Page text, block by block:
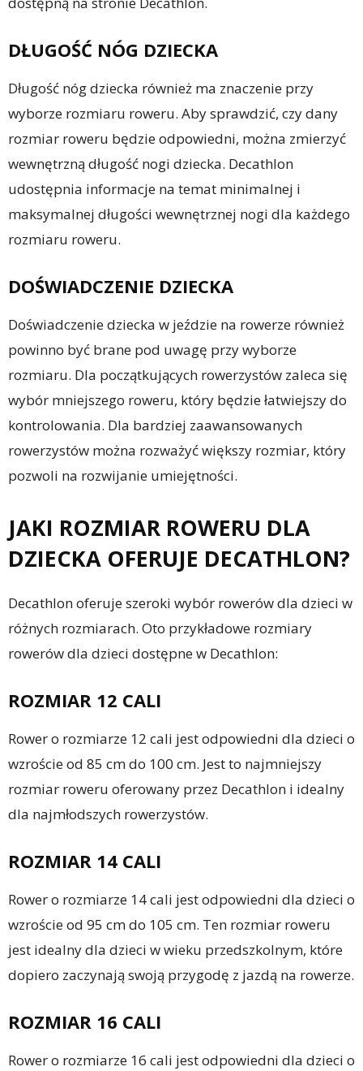
DŁUGOŚĆ NÓG DZIECKA
Długość nóg dziecka również ma znaczenie przy
wyborze rozmiaru roweru. Aby sprawdzić, czy dany
rozmiar roweru będzie odpowiedni, można zmierzyć
wewnętrzną długość nogi dziecka. Decathlon
udostępnia informacje na temat minimalnej i
maksymalnej długości wewnętrznej nogi dla każdego
rozmiaru roweru.
DOŚWIADCZENIE DZIECKA
Doświadczenie dziecka w jeździe na rowerze również
powinno być brane pod uwagę przy wyborze
rozmiaru. Dla początkujących rowerzystów zaleca się
wybór mniejszego roweru, który będzie łatwiejszy do
kontrolowania. Dla bardziej zaawansowanych
rowerzystów można rozważyć większy rozmiar, który
pozwoli na rozwijanie umiejętności.
JAKI ROZMIAR ROWERU DLA
DZIECKA OFERUJE DECATHLON?
Decathlon oferuje szeroki wybór rowerów dla dzieci w
różnych rozmiarach. Oto przykładowe rozmiary
rowerów dla dzieci dostępne w Decathlon:
ROZMIAR 12 CALI
Rower o rozmiarze 12 cali jest odpowiedni dla dzieci o
wzroście od 85 cm do 100 cm. Jest to najmniejszy
rozmiar roweru oferowany przez Decathlon i idealny
dla najmłodszych rowerzystów.
ROZMIAR 14 CALI
Rower o rozmiarze 14 cali jest odpowiedni dla dzieci o
wzroście od 95 cm do 105 cm. Ten rozmiar roweru
jest idealny dla dzieci w wieku przedszkolnym, które
dopiero zaczynają swoją przygodę z jazdą na rowerze.
ROZMIAR 16 CALI
Rower o rozmiarze 16 cali jest odpowiedni dla dzieci o